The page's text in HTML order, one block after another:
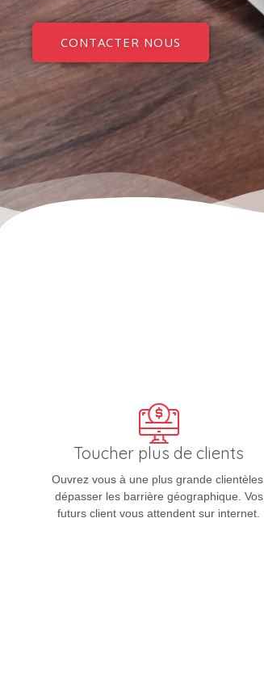
CONTACTER NOUS
Toucher plus de clients
Ouvrez vous à une plus grande clientèles,
dépasser les barrière géographique. Vos
futurs client vous attendent sur internet.